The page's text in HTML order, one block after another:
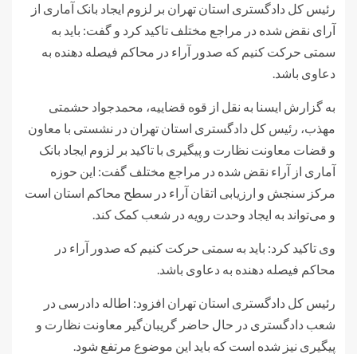
رئیس کل دادگستری استان تهران بر لزوم ایجاد بانک آماری از
آرای نقض شده در مراجع مختلف تاکید کرد و گفت: باید به
سمتی حرکت کنیم که صدور آراء در محاکم فیصله دهنده به
دعاوی باشد.
به گزارش ایسنا به نقل از قوه قضاییه، محمدجواد حشمتی
مهذب، رئیس کل دادگستری استان تهران در نشستی با معاون
و قضات معاونت نظارت و پیگیری با تاکید بر لزوم ایجاد بانک
آماری از آراء نقض شده در مراجع مختلف گفت: این حوزه
مرکز سنجش و ارزیابی اتقان آراء در سطح محاکم استان است
و می‌تواند به ایجاد وحدت رویه در شعب کمک کند.
وی تاکید کرد: باید به سمتی حرکت کنیم که صدور آراء در
محاکم فیصله دهنده به دعاوی باشد.
رئیس کل دادگستری استان تهران افزود: اطاله دادرسی در
شعب دادگستری در حال حاضر گریبان‌گیر معاونت نظارت و
پیگیری نیز شده است که باید این موضوع مرتفع شود.